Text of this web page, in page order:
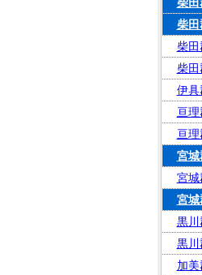
柴田
柴田
柴田
伊具
亘
亘
宮城
宮城
宮城
黒川
黒川
加